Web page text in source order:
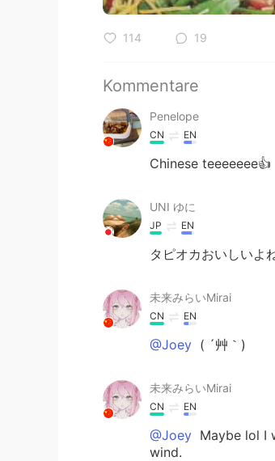
114 19
Kommentare
Penelope
CN EN
Chinese teeeeeee👍
UNI ゆに
JP EN
タピオカおいしいよ
未来みらいMirai
CN EN
@Joey ( ´艸｀)
未来みらいMirai
CN EN
@Joey Maybe lol I
wind.